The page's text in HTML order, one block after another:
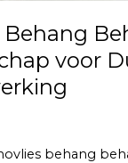
Behang
voor
behang